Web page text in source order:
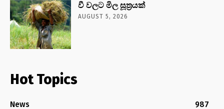
වී වලට මිල සූත්‍රයක්
AUGUST 5, 2026
Hot Topics
News
987